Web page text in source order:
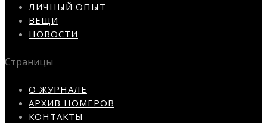
ЛИЧНЫЙ ОПЫТ
ВЕЩИ
НОВОСТИ
Страницы
О ЖУРНАЛЕ
АРХИВ НОМЕРОВ
КОНТАКТЫ